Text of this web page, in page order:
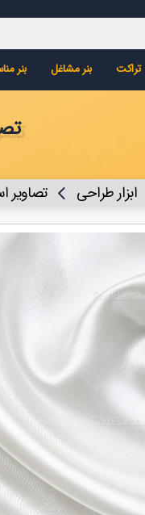
تراکت بنر مشاغل بنر
ابزار طراحی تصاویر